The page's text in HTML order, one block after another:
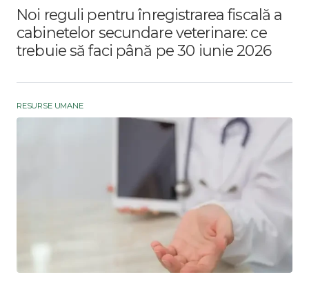
Noi reguli pentru înregistrarea fiscală a
cabinetelor secundare veterinare: ce
trebuie să faci până pe 30 iunie 2026
RESURSE UMANE